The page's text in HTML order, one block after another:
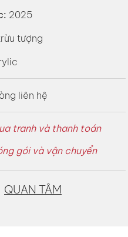
2025
tượng
liên hệ
tranh và thanh toán
gói và vận chuyển
QUAN TÂM